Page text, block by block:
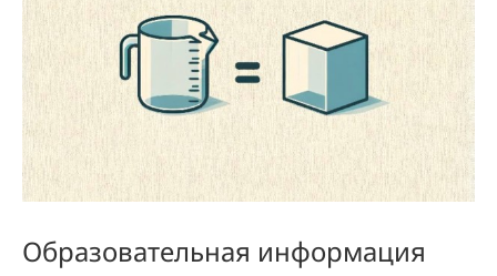
Образовательная информация